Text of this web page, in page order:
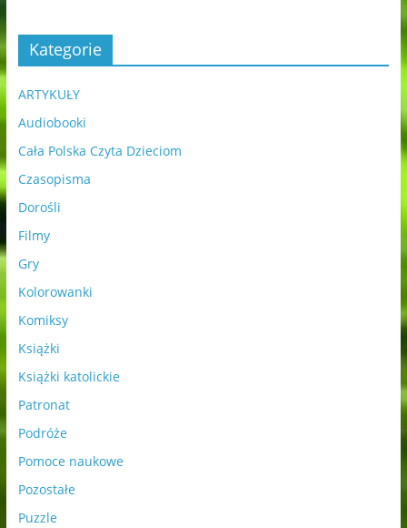
Kategorie
ARTYKUŁY
Audiobooki
Cała Polska Czyta Dzieciom
Czasopisma
Dorośli
Filmy
Gry
Kolorowanki
Komiksy
Książki
Książki katolickie
Patronat
Podróże
Pomoce naukowe
Pozostałe
Puzzle